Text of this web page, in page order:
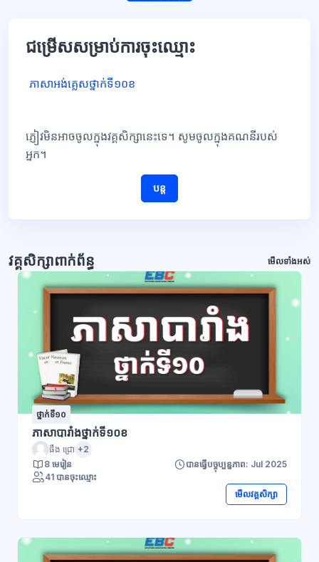
ជម្រើសសម្រាប់ការចុះឈ្មោះ
ភាសាអង់គ្លេសថ្នាក់ទី១០ខ
ភ្ញៀវមិនអាចចូលក្នុងវគ្គសិក្សានេះទេ។ សូមចូលក្នុងគណនីរបស់
អ្នក។
បន្ត
វគ្គសិក្សាពាក់ព័ន្ធ មើលទាំងអស់
ថ្នាក់ទី១០
ភាសាបារាំងថ្នាក់ទី១០ខ
ផឹង ជ្រោ +2
8 មេរៀន
បានធ្វើបច្ចុប្បន្នភាព: Jul 2025
41 បានចុះឈ្មោះ
មើលវគ្គសិក្សា